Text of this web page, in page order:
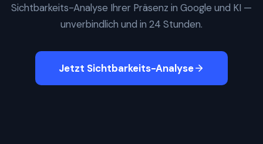
Sichtbarkeits-Analyse Ihrer Präsenz in Google und KI —
unverbindlich und in 24 Stunden.
Jetzt Sichtbarkeits-Analyse